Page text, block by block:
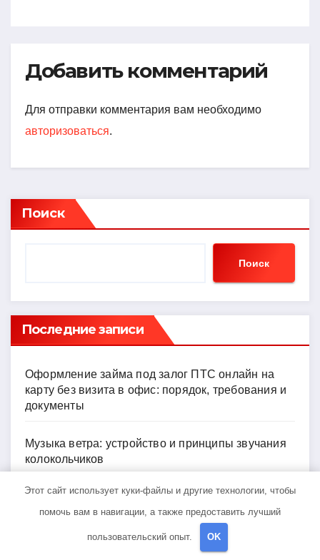
Добавить комментарий
Для отправки комментария вам необходимо
авторизоваться.
Поиск
Поиск
Последние записи
Оформление займа под залог ПТС онлайн на
карту без визита в офис: порядок, требования и
документы
Музыка ветра: устройство и принципы звучания
колокольчиков
Обзор онлайн-займов: условия выдачи,
процентные ставки и требования к заемщикам
Инвестирование в российские золотые монеты:
Этот сайт использует куки-файлы и другие технологии, чтобы
помочь вам в навигации, а также предоставить лучший
пользовательский опыт. OK